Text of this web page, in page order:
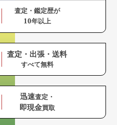
査定・鑑定歴が
10年以上
査定・出張・送料
すべて無料
迅速査定・
即現金買取